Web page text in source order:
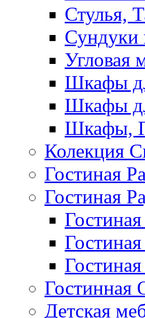
Стулья,
Сундуки
Угловая
Шкафы
Шкафы
Шкафы,
Колекция
Гостиная
Гостиная
Гостинная
Детская